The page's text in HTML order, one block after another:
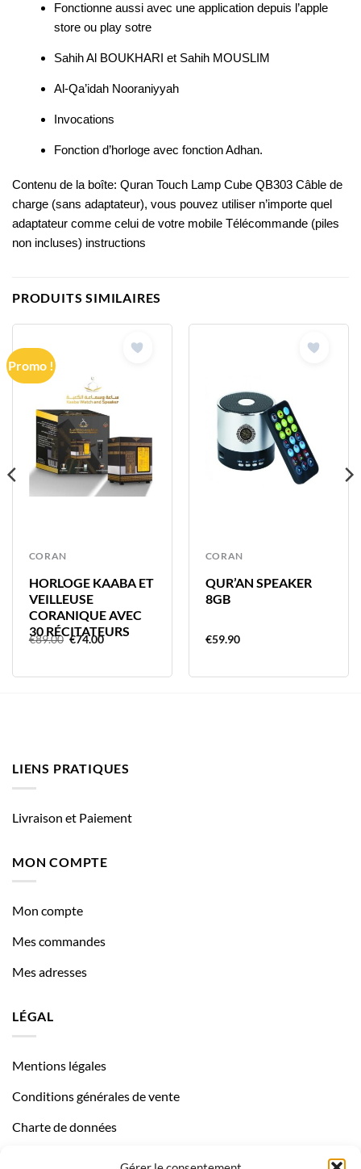
Fonctionne aussi avec une application depuis l’apple
store ou play sotre
Sahih Al BOUKHARI et Sahih MOUSLIM
Al-Qa’idah Nooraniyyah
Invocations
Fonction d’horloge avec fonction Adhan.
Contenu de la boîte: Quran Touch Lamp Cube QB303 Câble de
charge (sans adaptateur), vous pouvez utiliser n’importe quel
adaptateur comme celui de votre mobile Télécommande (piles
non incluses) instructions
PRODUITS SIMILAIRES
Promo !
CORAN
HORLOGE KAABA ET
VEILLEUSE
CORANIQUE AVEC
30 RÉCITATEURS
€89.00 Le
€89.00.
€74.00Le
€74.00.
CORAN
QUR’AN SPEAKER
8GB
€59.90
LIENS PRATIQUES
Livraison et Paiement
MON COMPTE
Mon compte
Mes commandes
Mes adresses
LÉGAL
Mentions légales
Conditions générales de vente
Charte de données